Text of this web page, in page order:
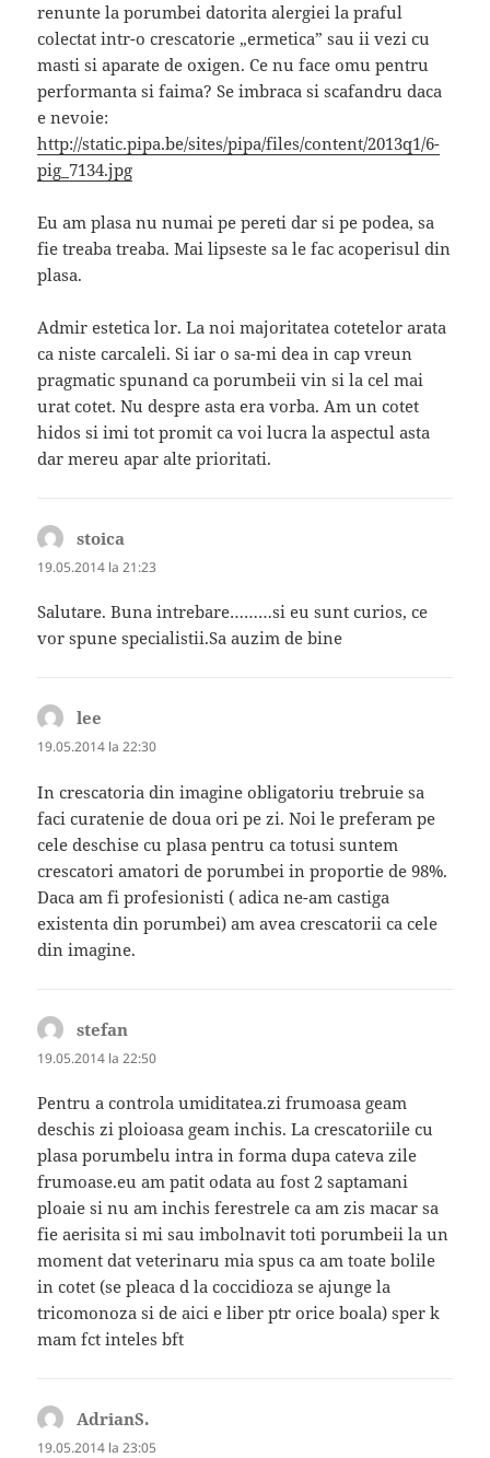
renunte la porumbei datorita alergiei la praful
colectat intr-o crescatorie „ermetica” sau ii vezi cu
masti si aparate de oxigen. Ce nu face omu pentru
performanta si faima? Se imbraca si scafandru daca
e nevoie:
http://static.pipa.be/sites/pipa/files/content/2013q1/6-
pig_7134.jpg
Eu am plasa nu numai pe pereti dar si pe podea, sa
fie treaba treaba. Mai lipseste sa le fac acoperisul din
plasa.
Admir estetica lor. La noi majoritatea cotetelor arata
ca niste carcaleli. Si iar o sa-mi dea in cap vreun
pragmatic spunand ca porumbeii vin si la cel mai
urat cotet. Nu despre asta era vorba. Am un cotet
hidos si imi tot promit ca voi lucra la aspectul asta
dar mereu apar alte prioritati.
stoica
19.05.2014 la 21:23
Salutare. Buna intrebare………si eu sunt curios, ce
vor spune specialistii.Sa auzim de bine
lee
19.05.2014 la 22:30
In crescatoria din imagine obligatoriu trebruie sa
faci curatenie de doua ori pe zi. Noi le preferam pe
cele deschise cu plasa pentru ca totusi suntem
crescatori amatori de porumbei in proportie de 98%.
Daca am fi profesionisti ( adica ne-am castiga
existenta din porumbei) am avea crescatorii ca cele
din imagine.
stefan
19.05.2014 la 22:50
Pentru a controla umiditatea.zi frumoasa geam
deschis zi ploioasa geam inchis. La crescatoriile cu
plasa porumbelu intra in forma dupa cateva zile
frumoase.eu am patit odata au fost 2 saptamani
ploaie si nu am inchis ferestrele ca am zis macar sa
fie aerisita si mi sau imbolnavit toti porumbeii la un
moment dat veterinaru mia spus ca am toate bolile
in cotet (se pleaca d la coccidioza se ajunge la
tricomonoza si de aici e liber ptr orice boala) sper k
mam fct inteles bft
AdrianS.
19.05.2014 la 23:05